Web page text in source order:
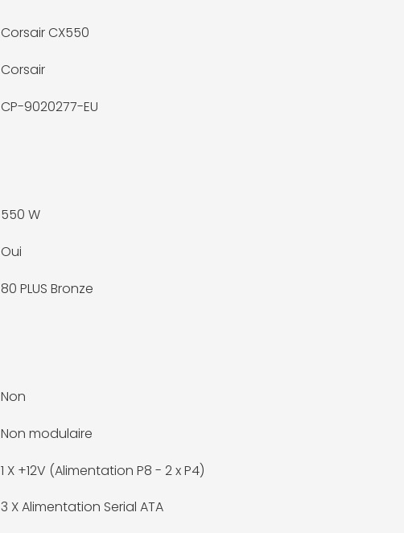
Corsair CX550
Corsair
CP-9020277-EU
550 W
Oui
80 PLUS Bronze
Non
Non modulaire
1 X +12V (Alimentation P8 - 2 x P4)
3 XAlimentation Serial ATA